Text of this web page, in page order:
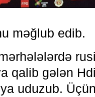
məğlub edib.
qalib gələn
uduzub.